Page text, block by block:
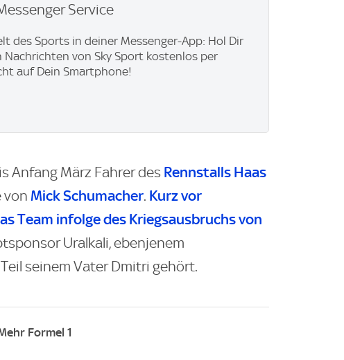
Service
des Sports in deiner Messenger-App: Hol Dir
Nachrichten von Sky Sport kostenlos per
auf Dein Smartphone!
Anfang März Fahrer des Rennstalls Haas
von Mick Schumacher. Kurz vor
Team infolge des Kriegsausbruchs von
Uralkali, ebenjenem
seinem Vater Dmitri gehört.
Formel 1